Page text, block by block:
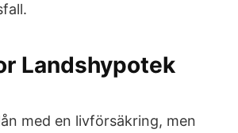
Landshypotek
med en livförsäkring, men